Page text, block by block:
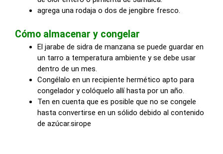
agrega una rodaja o dos de jengibre fresco.
Cómo almacenar y congelar
El jarabe de sidra de manzana se puede guardar en
un tarro a temperatura ambiente y se debe usar
dentro de un mes.
Congélalo en un recipiente hermético apto para
congelador y colóquelo allí hasta por un año.
Ten en cuenta que es posible que no se congele
hasta convertirse en un sólido debido al contenido
de azúcar.sirope